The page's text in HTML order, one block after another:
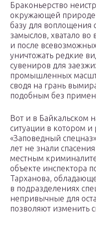
Браконьерство
окружающей природе
базу для воплощения
замыслов, хватало
и после
уничтожать редкие
сувениров для
промышленных
сводя на грань
подобным без
Вот и в Байкальском
ситуации в котором и
«Заповедный
лет не знали
местным
объекте инспектора
Тарханова,
в подразделениях
непривычные для
позволяют изменить